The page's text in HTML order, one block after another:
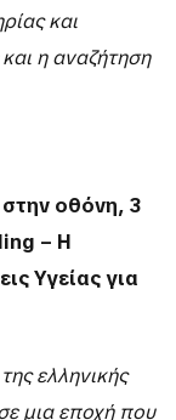
και
η αναζήτηση
οθόνη, 3
– Η
Υγείας για
ελληνικής
μια εποχή που